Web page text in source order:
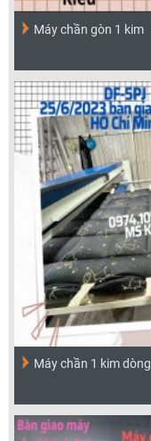
Máy chần gòn 1 kim
Máy chần 1 kim